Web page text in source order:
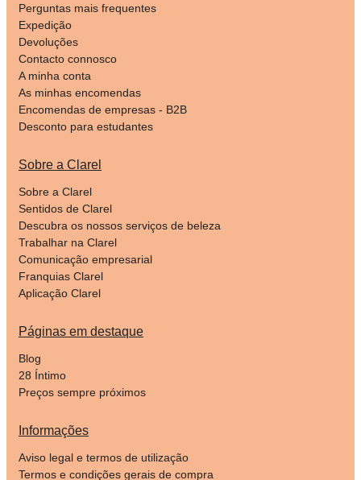
Perguntas mais frequentes
Expedição
Devoluções
Contacto connosco
A minha conta
As minhas encomendas
Encomendas de empresas - B2B
Desconto para estudantes
Sobre a Clarel
Sobre a Clarel
Sentidos de Clarel
Descubra os nossos serviços de beleza
Trabalhar na Clarel
Comunicação empresarial
Franquias Clarel
Aplicação Clarel
Páginas em destaque
Blog
28 Íntimo
Preços sempre próximos
Informações
Aviso legal e termos de utilização
Termos e condições gerais de compra